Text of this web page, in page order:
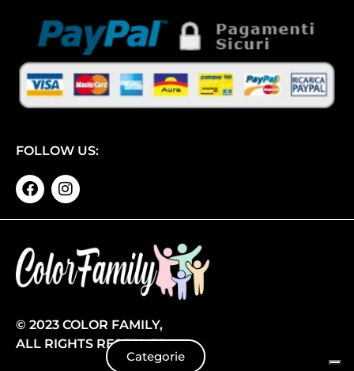
FOLLOW US:
© 2023 COLOR FAMILY,
ALL RIGHTS RESERVED
Categorie